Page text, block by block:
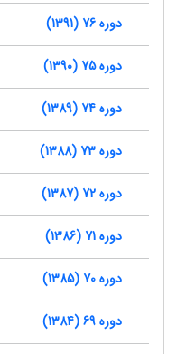
دوره 76 (1391)
دوره 75 (1390)
دوره 74 (1389)
دوره 73 (1388)
دوره 72 (1387)
دوره 71 (1386)
دوره 70 (1385)
دوره 69 (1384)